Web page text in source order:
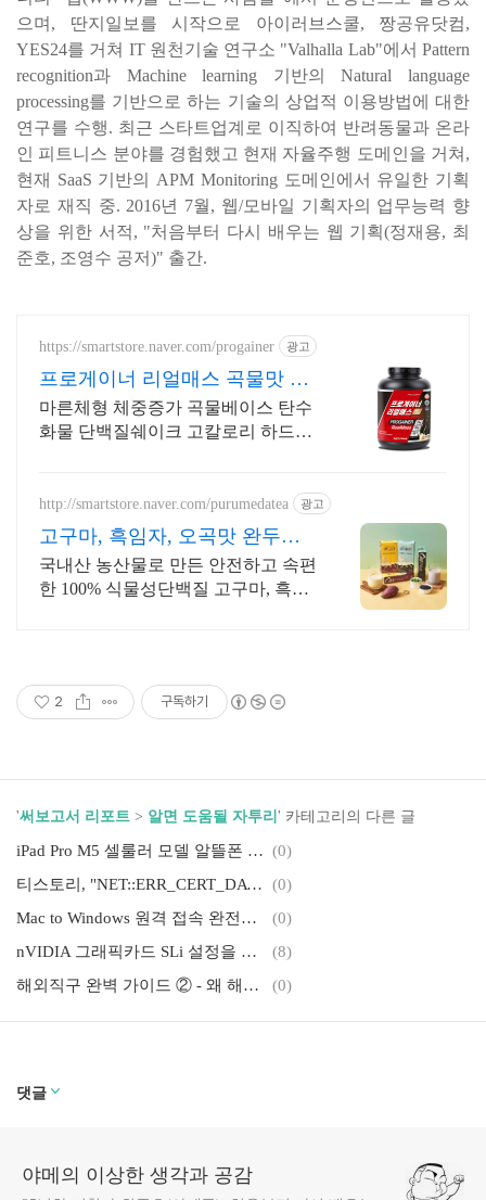
으며, 딴지일보를 시작으로 아이러브스쿨, 짱공유닷컴,
YES24를 거쳐 IT 원천기술 연구소 "Valhalla Lab"에서 Pattern
recognition과 Machine learning 기반의 Natural language
processing를 기반으로 하는 기술의 상업적 이용방법에 대한
연구를 수행. 최근 스타트업계로 이직하여 반려동물과 온라
인 피트니스 분야를 경험했고 현재 자율주행 도메인을 거쳐,
현재 SaaS 기반의 APM Monitoring 도메인에서 유일한 기획
자로 재직 중. 2016년 7월, 웹/모바일 기획자의 업무능력 향
상을 위한 서적, "처음부터 다시 배우는 웹 기획(정재용, 최
준호, 조영수 공저)" 출간.
https://smartstore.naver.com/progainer 광고
프로게이너 리얼매스 곡물맛 체
중+근육 벌크업 보충식품
마른체형 체중증가 곡물베이스 탄수
화물 단백질쉐이크 고칼로리 하드게
드게이너
http://smartstore.naver.com/purumedatea 광고
고구마, 흑임자, 오곡맛 완두고
구마! 완두흑임자!
국내산 농산물로 만든 안전하고 속편
한 100% 식물성단백질 고구마, 흑임
2 구독하기
'써보고서 리포트 > 알면 도움될 자투리 ' 카테고리의 다른 글
iPad Pro M5 셀룰러 모델 알뜰폰 eSIM 개통기! (1) (0)
티스토리, "NET::ERR_CERT_DATE_INVALID" 경고 해결방법!
(0)
Mac to Windows 원격 접속 완전정복! (With Linksys)
(0)
nVIDIA 그래픽카드 SLi 설정을 위한 눈물겨운 드라마..
(8)
해외직구 완벽 가이드 ② - 왜 해외배송대행은 꼭 델라웨어일까?
(0)
댓글
야메의 이상한 생각과 공감